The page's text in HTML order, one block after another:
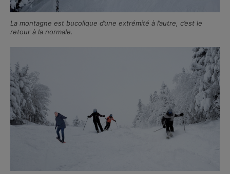
La montagne est bucolique d’une extrémité à l’autre, c’est le
retour à la normale.